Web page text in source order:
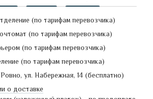
(по тарифам перевозчика)
(по тарифам перевозчика)
(по тарифам перевозчика)
(по тарифам перевозчика)
ул. Набережная, 14 (бесплатно)
о доставке